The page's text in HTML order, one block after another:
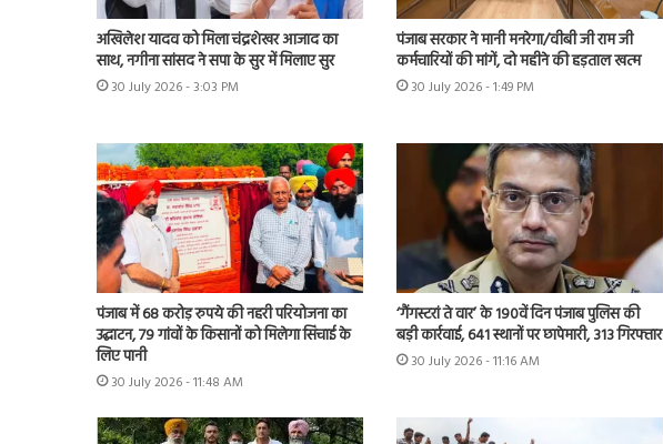
अखिलेश यादव को मिला चंद्रशेखर आजाद का
साथ, नगीना सांसद ने सपा के सुर में मिलाए सुर
30 July 2026 - 3:03 PM
पंजाब सरकार ने मानी मनरेगा/वीबी जी राम जी
कर्मचारियों की मांगें, दो महीने की हड़ताल खत्म
30 July 2026 - 1:49 PM
पंजाब में 68 करोड़ रुपये की नहरी परियोजना का
उद्घाटन, 79 गांवों के किसानों को मिलेगा सिंचाई के
लिए पानी
30 July 2026 - 11:48 AM
‘गैंगस्टरां ते वार’ के 190वें दिन पंजाब पुलिस की
बड़ी कार्रवाई, 641 स्थानों पर छापेमारी, 313 गिरफ्तार
30 July 2026 - 11:16 AM